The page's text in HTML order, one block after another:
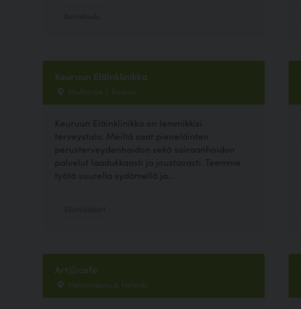
Keuruun Eläinklinikka
Multiantie 7, Keuruu
Keuruun Eläinklinikka on lemmikkisi
terveystalo. Meiltä saat pieneläinten
perusterveydenhoidon sekä sairaanhoidon
palvelut laadukkaasti ja joustavasti. Teemme
työtä suurella sydämellä ja...
Art@cafe
Helenankatu 4, Helsinki